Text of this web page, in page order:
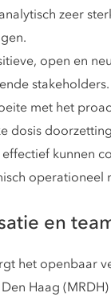
zeer
open en
stakeholders.
met het
dosis
kunnen
operationeel
en
het openbaar
Haag